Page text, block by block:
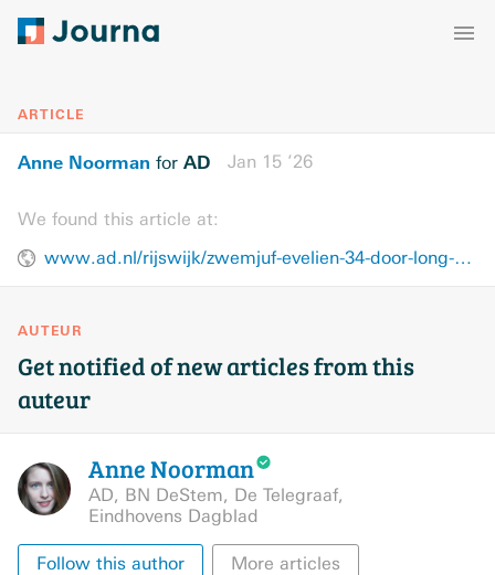
ARTICLE
Anne Noorman for AD Jan 15 ’26
We found this article at:
www.ad.nl/rijswijk/zwemjuf-evelien-34-door-long-covid-al-vijf-jaar-aan-bed-gekluisterd-zelfs-een-appje-sturen-is-zwaar~ac138f22/
AUTEUR
Get notified of new articles from this
auteur
AnneNoorman
AD, BN DeStem, De Telegraaf,
Eindhovens Dagblad
Follow this author More articles